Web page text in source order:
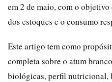
em 2 de maio, com o
dos estoques e o consumo
Este artigo tem como
completa sobre o atum
biológicas, perfil nutricional,